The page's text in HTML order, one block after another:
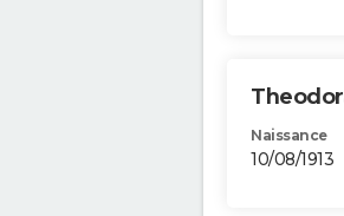
Naissance
10/08/1913